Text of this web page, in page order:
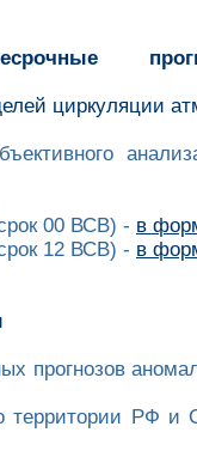
циркуляции
00 ВСВ) - в
12 ВСВ) - в
прогнозов
территории РФ